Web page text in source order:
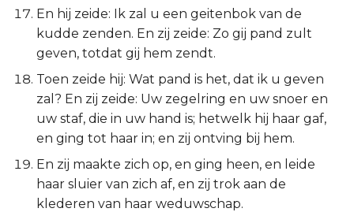
En hij zeide: Ik zal u een geitenbok van de
kudde zenden. En zij zeide: Zo gij pand zult
geven, totdat gij hem zendt.
Toen zeide hij: Wat pand is het, dat ik u geven
zal? En zij zeide: Uw zegelring en uw snoer en
uw staf, die in uw hand is; hetwelk hij haar gaf,
en ging tot haar in; en zij ontving bij hem.
En zij maakte zich op, en ging heen, en leide
haar sluier van zich af, en zij trok aan de
klederen van haar weduwschap.